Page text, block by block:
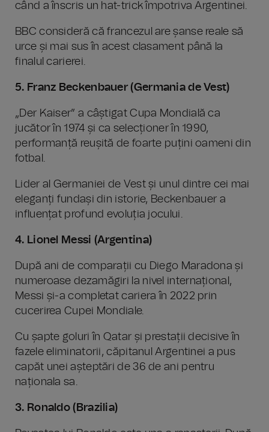
când a înscris un hat-trick împotriva Argentinei.
BBC consideră că francezul are șanse reale să
urce și mai sus în acest clasament până la
finalul carierei.
5. Franz Beckenbauer (Germania de Vest)
„Der Kaiser” a câștigat Cupa Mondială ca
jucător în 1974 și ca selecționer în 1990,
performanță reușită de foarte puțini oameni din
fotbal.
Lider al Germaniei de Vest și unul dintre cei mai
eleganți fundași din istorie, Beckenbauer a
influențat profund evoluția jocului.
4. Lionel Messi (Argentina)
După ani de comparații cu Diego Maradona și
numeroase dezamăgiri la nivel internațional,
Messi și-a completat cariera în 2022 prin
cucerirea Cupei Mondiale.
Cu șapte goluri în Qatar și prestații decisive în
fazele eliminatorii, căpitanul Argentinei a pus
capăt unei așteptări de 36 de ani pentru
naționala sa.
3. Ronaldo (Brazilia)